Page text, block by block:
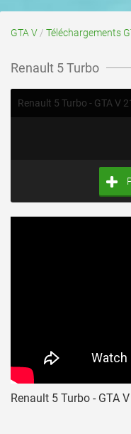
GTA V / Téléchargements
Renault 5 Turbo
Renault 5 Turbo - GTA V
Renault 5 Turbo - GTA